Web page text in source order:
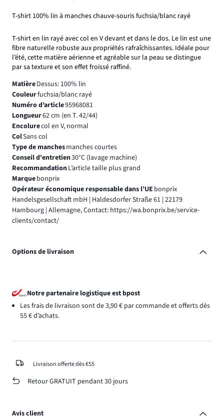
T-shirt 100% lin à manches chauve-souris fuchsia/blanc rayé
T-shirt en lin rayé avec col en V devant et dans le dos. Le lin est une
fibre naturelle robuste aux propriétés rafraîchissantes. Idéale pour
l’été, cette matière aérienne et agréable sur la peau se distingue
par sa texture et son effet froissé raffiné.
MatièreDessus: 100% lin
Couleurfuchsia/blanc rayé
Numéro d’article95968081
Longueur62 cm (en T. 42/44)
Encolurecol en V, normal
ColSans col
Type de manchesmanches courtes
Conseil d'entretien30°C (lavage machine)
RecommandationL’article taille plus grand
Marquebonprix
Opérateur économique responsable dans l’UE bonprix
Handelsgesellschaft mbH | Haldesdorfer Straße 61 | 22179
Hambourg | Allemagne, Contact: https://wa.bonprix.be/service-
clients/contact/
Options de livraison
Notre partenaire logistique est bpost
Les frais de livraison sont de 3,90 € par commande et offerts dès
55 € d’achats.
Livraison offerte dès €55
Retour GRATUIT pendant 30 jours
Avis client